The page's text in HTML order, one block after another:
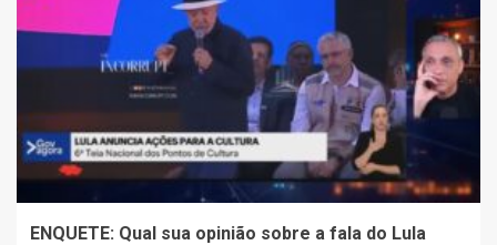
ENQUETE: Qual sua opinião sobre a fala do Lula